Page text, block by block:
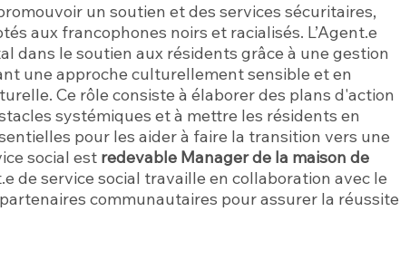
un soutien et des services sécuritaires,
aux francophones noirs et racialisés. L’Agent.e
dans le soutien aux résidents grâce à une gestion
une approche culturellement sensible et en
Ce rôle consiste à élaborer des plans d'action
systémiques et à mettre les résidents en
pour les aider à faire la transition vers une
social est redevable Manager de la maison de
de service social travaille en collaboration avec le
communautaires pour assurer la réussite